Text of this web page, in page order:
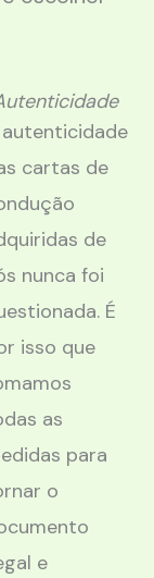
cartas de
de
nunca foi
É
isso que
as
para
o
e